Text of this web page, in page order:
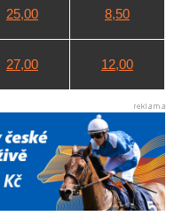
25,00 8,50
27,00 12,00